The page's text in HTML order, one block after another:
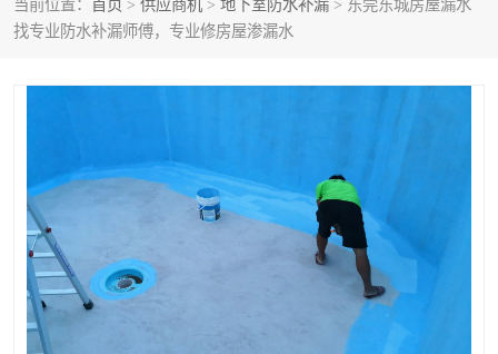
当前位置： 首页 > 供应商机 > 地下室防水补漏 > 东莞东城房屋漏水
找专业防水补漏师傅，专业修房屋渗漏水